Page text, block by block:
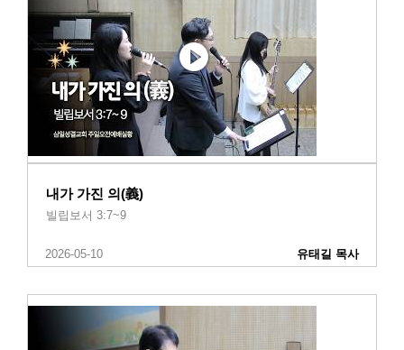
내가 가진 의(義)
빌립보서 3:7~9
2026-05-10 유태길 목사